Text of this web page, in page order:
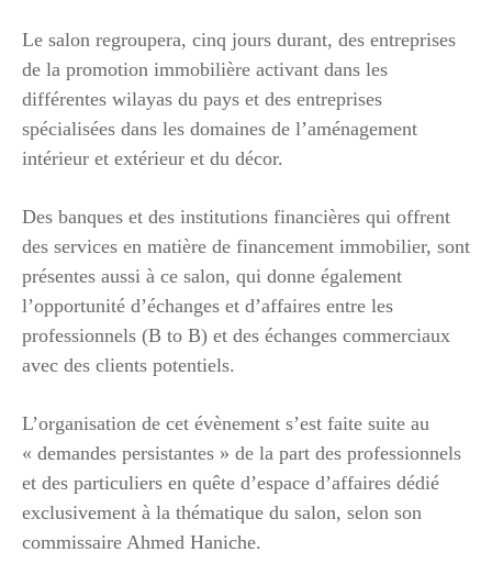
Le salon regroupera, cinq jours durant, des entreprises
de la promotion immobilière activant dans les
différentes wilayas du pays et des entreprises
spécialisées dans les domaines de l’aménagement
intérieur et extérieur et du décor.
Des banques et des institutions financières qui offrent
des services en matière de financement immobilier, sont
présentes aussi à ce salon, qui donne également
l’opportunité d’échanges et d’affaires entre les
professionnels (B to B) et des échanges commerciaux
avec des clients potentiels.
L’organisation de cet évènement s’est faite suite au
« demandes persistantes » de la part des professionnels
et des particuliers en quête d’espace d’affaires dédié
exclusivement à la thématique du salon, selon son
commissaire Ahmed Haniche.